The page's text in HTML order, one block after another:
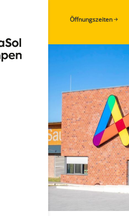
Öffnungszeiten